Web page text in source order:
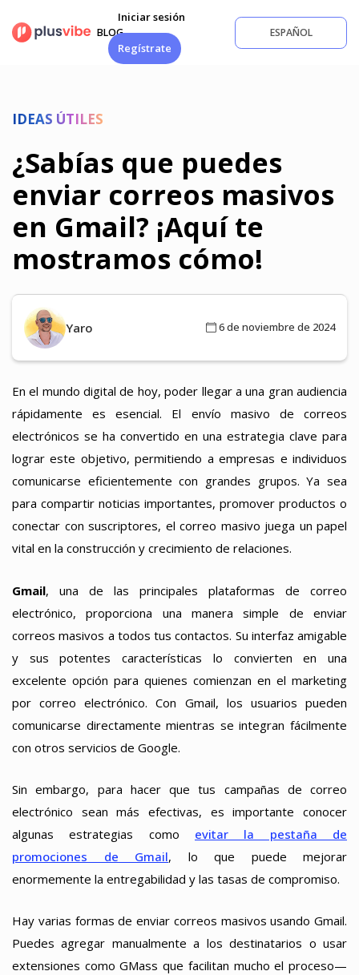
contenido
BLOG
Iniciar sesión
Regístrate
ESPAÑOL
IDEAS ÚTILES
¿Sabías que puedes
enviar correos masivos
en Gmail? ¡Aquí te
mostramos cómo!
Yaro 6 de noviembre de 2024
En el mundo digital de hoy, poder llegar a una gran audiencia
rápidamente es esencial. El envío masivo de correos
electrónicos se ha convertido en una estrategia clave para
lograr este objetivo, permitiendo a empresas e individuos
comunicarse eficientemente con grandes grupos. Ya sea
para compartir noticias importantes, promover productos o
conectar con suscriptores, el correo masivo juega un papel
vital en la construcción y crecimiento de relaciones.
Gmail, una de las principales plataformas de correo
electrónico, proporciona una manera simple de enviar
correos masivos a todos tus contactos. Su interfaz amigable
y sus potentes características lo convierten en una
excelente opción para quienes comienzan en el marketing
por correo electrónico. Con Gmail, los usuarios pueden
comunicarse directamente mientras se integran fácilmente
con otros servicios de Google.
Sin embargo, para hacer que tus campañas de correo
electrónico sean más efectivas, es importante conocer
algunas estrategias como evitar la pestaña de
promociones de Gmail, lo que puede mejorar
enormemente la entregabilidad y las tasas de compromiso.
Hay varias formas de enviar correos masivos usando Gmail.
Puedes agregar manualmente a los destinatarios o usar
extensiones como GMass que facilitan mucho el proceso—